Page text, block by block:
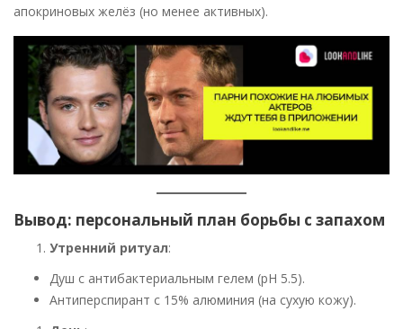
апокриновых желёз (но менее активных).
Вывод: персональный план борьбы с запахом
Утренний ритуал:
Душ с антибактериальным гелем (pH 5.5).
Антиперспирант с 15% алюминия (на сухую кожу).